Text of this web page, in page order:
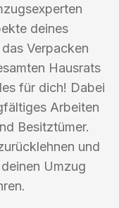
deines
Verpacken
Hausrats
für dich! Dabei
Arbeiten
Besitztümer.
und
Umzug